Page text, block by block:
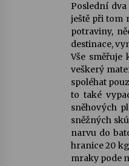
Poslední
ještě při tom
potraviny,
destinace,
Vše
veškerý
spoléhat
to také
sněhových
sněžných
narvu do
hranice 20
mraky pode